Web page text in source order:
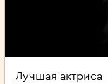
Лучшая актриса